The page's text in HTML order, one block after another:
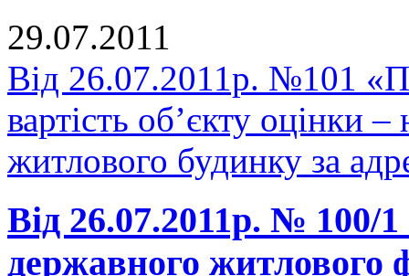
29.07.2011
Від 26.07.2011р. №101
вартість об’єкту оцінки –
житлового будинку за
Від 26.07.2011р. № 100/
державного житлового